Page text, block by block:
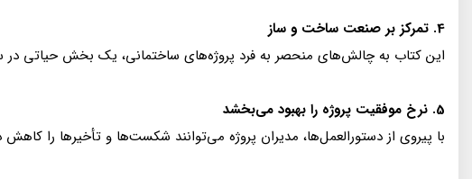
4. تمرکز بر صنعت ساخت و ساز
این کتاب به چالش‌های منحصر به فرد پروژه‌های ساختمانی، یک بخش حیاتی در
5. نرخ موفقیت پروژه را بهبود می‌بخشد
با پیروی از دستورالعمل‌ها، مدیران پروژه می‌توانند شکست‌ها و تأخیرها را